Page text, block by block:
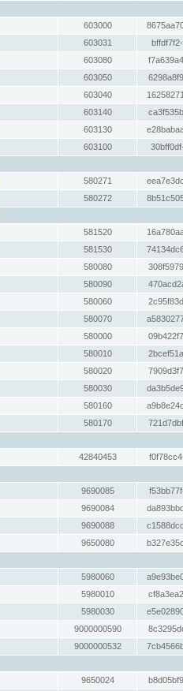
603000
603031
603080
603050
603040
603140
603130
603100
580271
580272
581520
581530
580080
580090
580060
580070
580000
580010
580020
580030
580160
580170
42840453
9690085
9690084
9690088
9650080
5980060
5980010
5980030
9000000590
9000000532
9650024